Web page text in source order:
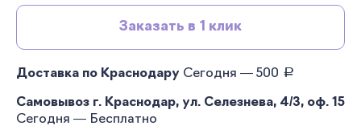
Заказать в 1 клик
Доставка по Краснодару Сегодня — 500 руб.
Самовывоз г. Краснодар, ул. Селезнева, 4/3, оф. 15
Сегодня — Бесплатно